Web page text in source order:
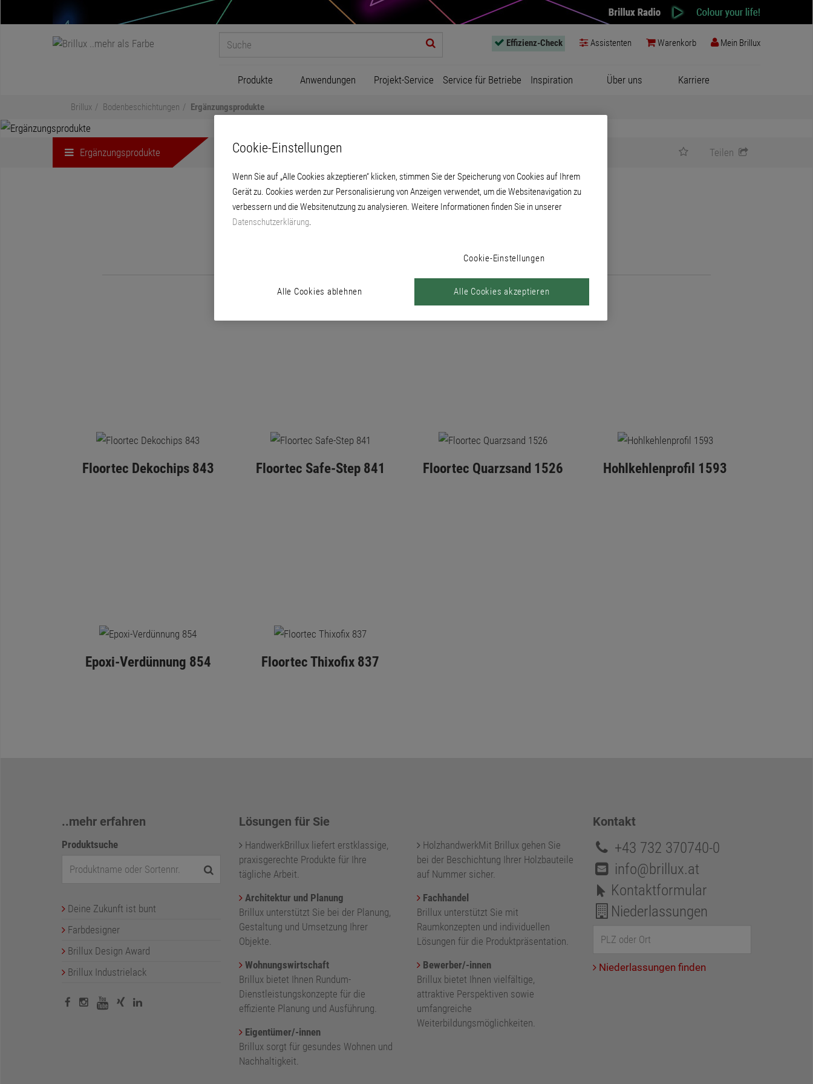
Effizienz-Check Assistenten Warenkorb Mein Brillux
Produkte Anwendungen Projekt-Service Service für Betriebe Inspiration Über uns Karriere
Brillux Bodenbeschichtungen Ergänzungsprodukte
Ergänzungsprodukte Teilen
Ergänzungsprodukte
Floortec Dekochips 843 Floortec Safe-Step 841 Floortec Quarzsand 1526 Hohlkehlenprofil 1593
Epoxi-Verdünnung 854 Floortec Thixofix 837
..mehr erfahren
Produktsuche
Deine Zukunft ist bunt
Farbdesigner
Brillux Design Award
Brillux Industrielack
Lösungen für Sie
HandwerkBrillux liefert erstklassige,
praxisgerechte Produkte für Ihre
tägliche Arbeit.
Architektur und Planung
Brillux unterstützt Sie bei der Planung,
Gestaltung und Umsetzung Ihrer
Objekte.
Wohnungswirtschaft
Brillux bietet Ihnen Rundum-
Dienstleistungskonzepte für die
effiziente Planung und Ausführung.
Eigentümer/-innen
Brillux sorgt für gesundes Wohnen und
Nachhaltigkeit.
HolzhandwerkMit Brillux gehen Sie
bei der Beschichtung Ihrer Holzbauteile
auf Nummer sicher.
Fachhandel
Brillux unterstützt Sie mit
Raumkonzepten und individuellen
Lösungen für die Produktpräsentation.
Bewerber/-innen
Brillux bietet Ihnen vielfältige,
attraktive Perspektiven sowie
umfangreiche
Weiterbildungsmöglichkeiten.
Kontakt
+43 732 370740-0
info@brillux.at
Kontaktformular
Niederlassungen
Niederlassungen finden
Cookie-Einstellungen
Wenn Sie auf „Alle Cookies akzeptieren“ klicken, stimmen Sie der Speicherung von Cookies auf Ihrem
Gerät zu. Cookies werden zur Personalisierung von Anzeigen verwendet, um die Websitenavigation zu
verbessern und die Websitenutzung zu analysieren. Weitere Informationen finden Sie in unserer
Datenschutzerklärung.
Cookie-Einstellungen
Alle Cookies ablehnen Alle Cookies akzeptieren